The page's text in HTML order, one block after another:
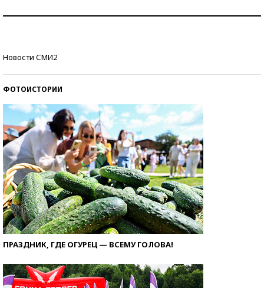
Новости СМИ2
ФОТОИСТОРИИ
ПРАЗДНИК, ГДЕ ОГУРЕЦ — ВСЕМУ ГОЛОВА!